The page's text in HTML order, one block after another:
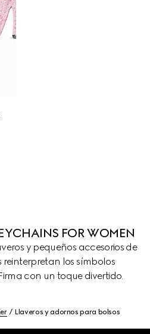
FOR WOMEN
y pequeños accesorios de
reinterpretan los símbolos
con un toque divertido.
Llaveros y adornos para bolsos